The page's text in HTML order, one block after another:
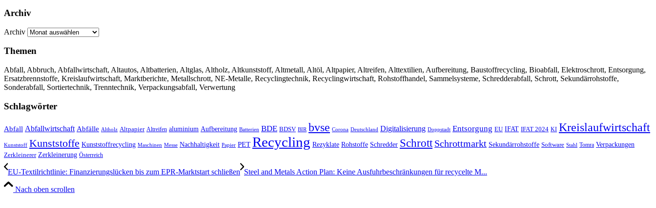
Archiv
Archiv
Themen
Abfall, Abbruch, Abfallwirtschaft, Altautos, Altbatterien, Altglas, Altholz, Altkunststoff, Altmetall, Altöl, Altpapier, Altreifen, Alttextilien, Aufbereitung, Baustoffrecycling, Bioabfall, Elektroschrott, Entsorgung,
Ersatzbrennstoffe, Kreislaufwirtschaft, Marktberichte, Metallschrott, NE-Metalle, Recyclingtechnik, Recyclingwirtschaft, Rohstoffhandel, Sammelsysteme, Schredderabfall, Schrott, Sekundärrohstoffe,
Sonderabfall, Sortiertechnik, Trenntechnik, Verpackungsabfall, Verwertung
Schlagwörter
Abfall Abfallwirtschaft Abfälle Altholz Altpapier Altreifen aluminium Aufbereitung Batterien BDE BDSV BIR bvse Corona Deutschland Digitalisierung Doppstadt Entsorgung EU IFAT IFAT 2024 KI Kreislaufwirtschaft
Kunststoff Kunststoffe Kunststoffrecycling Maschinen Messe Nachhaltigkeit Papier PET Recycling Rezyklate Rohstoffe Schredder Schrott Schrottmarkt Sekundärrohstoffe Software Stahl Tomra Verpackungen
Zerkleinerer Zerkleinerung Österreich
EU-Textilrichtlinie: Finanzierungslücken bis zum EPR-Marktstart schließen Steel and Metals Action Plan: Keine Ausfuhrbeschränkungen für recycelte M...
Nach oben scrollen